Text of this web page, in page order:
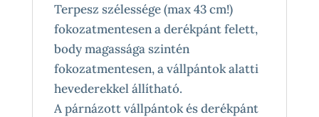
Terpesz szélessége (max 43 cm!)
fokozatmentesen a derékpánt felett,
body magassága szintén
fokozatmentesen, a vállpántok alatti
hevederekkel állítható.
A párnázott vállpántok és derékpánt